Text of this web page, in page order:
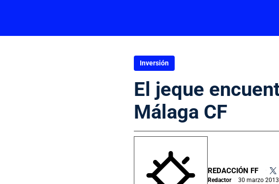
Inversión
El jeque
Málaga CF
REDACCIÓN FF
Redactor 30 marzo